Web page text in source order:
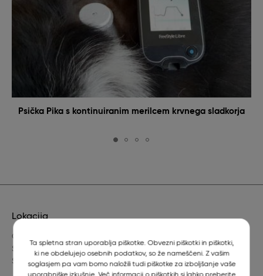
Psička Pika s kontinuiranim merilcem krvnega sladkorja
Lokacija
Gerbičeva 60
SI-1000 Ljubljana
Slovenija
Ta spletna stran uporablja piškotke. Obvezni piškotki in piškotki,
ki ne obdelujejo osebnih podatkov, so že nameščeni. Z vašim
soglasjem pa vam bomo naložili tudi piškotke za izboljšanje vaše